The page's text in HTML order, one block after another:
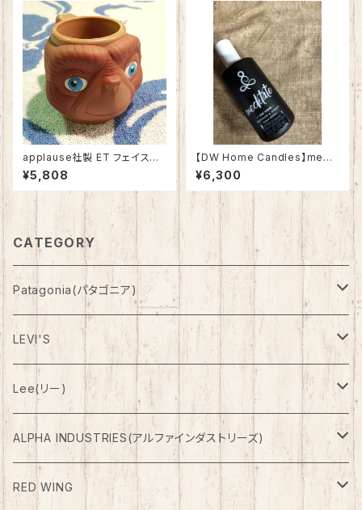
applause社製 ET フェイスマ
グカップ
¥5,808
【DW Home Candles】medit
ate 4oz【ルーム&リネンスプレ
ー】
¥6,300
CATEGORY
Patagonia(パタゴニア)
Outer(アウター)
Down(ダウン)
Fleese(フリース)
Pants(パンツ)
Shorts(ショーツ)
LEVI'S
Denim Pants
ETC Pants
Lee(リー)
Outer(アウター)
ALPHA INDUSTRIES(アルファインダストリーズ)
Outer(アウター)
RED WING